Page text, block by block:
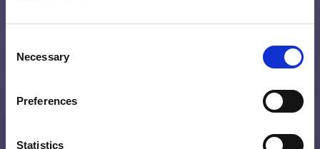
Selection
Necessary
Preferences
Statistics